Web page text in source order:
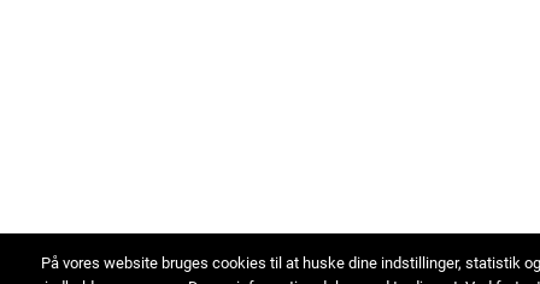
På vores website bruges cookies til at huske dine indstillinger, statistik